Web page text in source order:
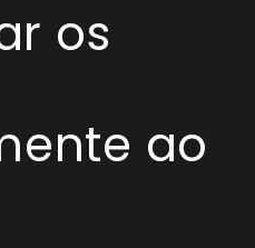
os
ao